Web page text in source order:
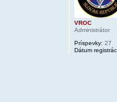
VROC
Administrátor
Príspevky: 27
Dátum